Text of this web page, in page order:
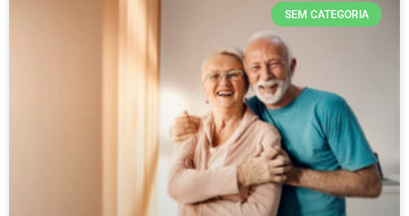
SEM CATEGORIA